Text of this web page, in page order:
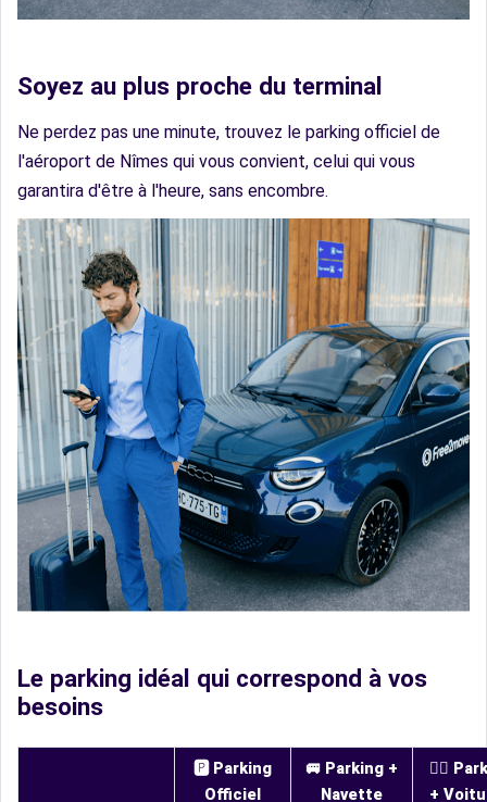
Soyez au plus proche du terminal
Ne perdez pas une minute, trouvez le parking officiel de
l'aéroport de Nîmes qui vous convient, celui qui vous
garantira d'être à l'heure, sans encombre.
Le parking idéal qui correspond à vos
besoins
🅿️ Parking
Officiel
🚐 Parking +
Navette
👨‍✈️
+